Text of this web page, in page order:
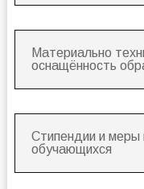
Материально
оснащённость
Стипендии и меры
обучающихся